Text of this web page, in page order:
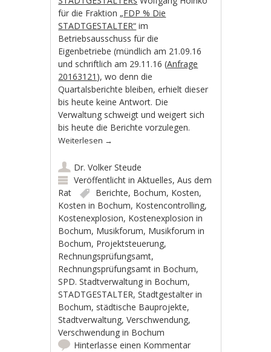
für die Fraktion „FDP % Die
STADTGESTALTER“ im
Betriebsausschuss für die
Eigenbetriebe (mündlich am 21.09.16
und schriftlich am 29.11.16 (Anfrage
20163121 ), wo denn die
Quartalsberichte bleiben, erhielt dieser
bis heute keine Antwort. Die
Verwaltung schweigt und weigert sich
bis heute die Berichte vorzulegen.
Weiterlesen →
Dr. Volker Steude
Veröffentlicht inAktuelles,Aus dem
Rat
Berichte, Bochum, Kosten,
Kosten in Bochum, Kostencontrolling,
Kostenexplosion, Kostenexplosion in
Bochum, Musikforum, Musikforum in
Bochum, Projektsteuerung,
Rechnungsprüfungsamt,
Rechnungsprüfungsamt in Bochum,
SPD. Stadtverwaltung in Bochum,
STADTGESTALTER,Stadtgestalter in
Bochum, städtische Bauprojekte,
Stadtverwaltung,Verschwendung,
Verschwendung in Bochum
Hinterlasse einen Kommentar